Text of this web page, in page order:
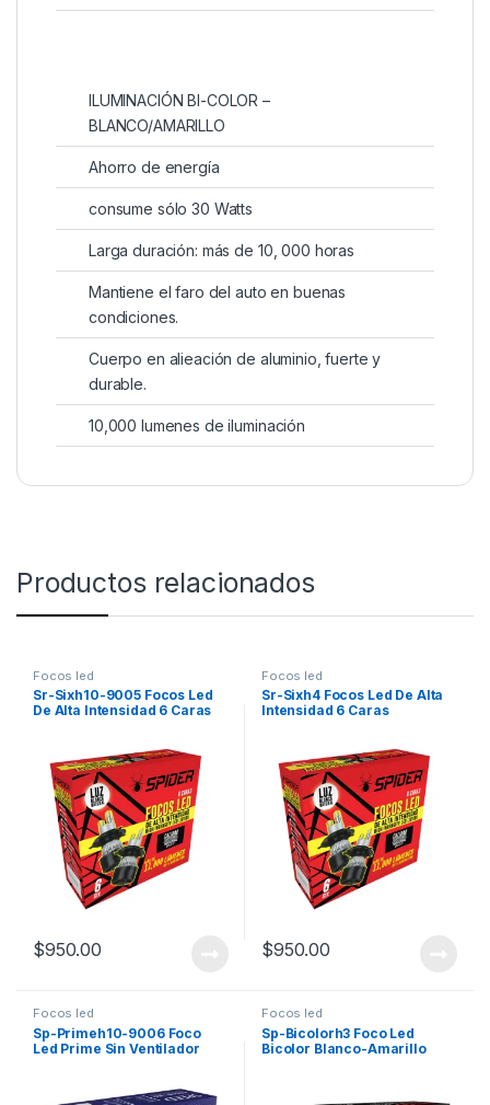
ILUMINACIÓN BI-COLOR –
BLANCO/AMARILLO
Ahorro de energía
consume sólo 30 Watts
Larga duración: más de 10, 000 horas
Mantiene el faro del auto en buenas
condiciones.
Cuerpo en alieación de aluminio, fuerte y
durable.
10,000 lumenes de iluminación
Productos relacionados
Focos led
Sr-Sixh10-9005 Focos Led
De Alta Intensidad 6 Caras
$950.00
Focos led
Sr-Sixh4 Focos Led De Alta
Intensidad 6 Caras
$950.00
Focos led
Sp-Primeh10-9006 Foco
Led Prime Sin Ventilador
Focos led
Sp-Bicolorh3 Foco Led
Bicolor Blanco-Amarillo